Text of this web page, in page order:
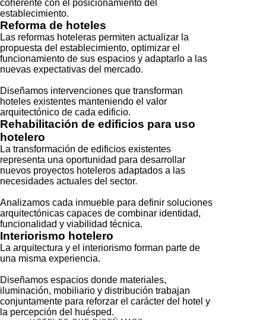
coherente con el posicionamiento del
establecimiento.
Reforma de hoteles
Las reformas hoteleras permiten actualizar la
propuesta del establecimiento, optimizar el
funcionamiento de sus espacios y adaptarlo a las
nuevas expectativas del mercado.
Diseñamos intervenciones que transforman
hoteles existentes manteniendo el valor
arquitectónico de cada edificio.
Rehabilitación de edificios para uso
hotelero
La transformación de edificios existentes
representa una oportunidad para desarrollar
nuevos proyectos hoteleros adaptados a las
necesidades actuales del sector.
Analizamos cada inmueble para definir soluciones
arquitectónicas capaces de combinar identidad,
funcionalidad y viabilidad técnica.
Interiorismo hotelero
La arquitectura y el interiorismo forman parte de
una misma experiencia.
Diseñamos espacios donde materiales,
iluminación, mobiliario y distribución trabajan
conjuntamente para reforzar el carácter del hotel y
la percepción del huésped.